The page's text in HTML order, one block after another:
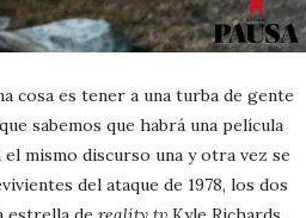
cosa es tener a una turba de gente
sabemos que habrá una película
mismo discurso una y otra vez se
del ataque de 1978, los dos